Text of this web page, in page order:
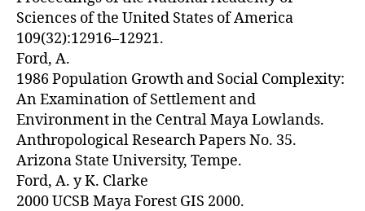
Sciences of the United States of America
109(32):12916–12921.
Ford, A.
1986 Population Growth and Social Complexity:
An Examination of Settlement and
Environment in the Central Maya Lowlands.
Anthropological Research Papers No. 35.
Arizona State University, Tempe.
Ford, A. y K. Clarke
2000 UCSB Maya Forest GIS 2000.